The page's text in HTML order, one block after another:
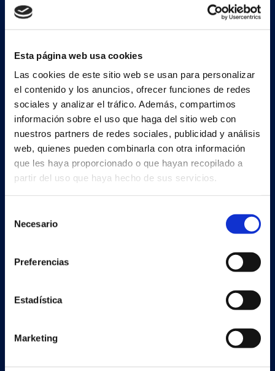
Esta página web usa cookies
Las cookies de este sitio web se usan para personalizar
el contenido y los anuncios, ofrecer funciones de redes
sociales y analizar el tráfico. Además, compartimos
información sobre el uso que haga del sitio web con
nuestros partners de redes sociales, publicidad y análisis
web, quienes pueden combinarla con otra información
que les haya proporcionado o que hayan recopilado a
partir del uso que haya hecho de sus servicios.
Necesario
Preferencias
Estadística
Marketing
Conoce al equipo
Job
Encuentra un partner
Soluciones
Document Capture
Expense Management
Cookie and privacy policy
Trust Center